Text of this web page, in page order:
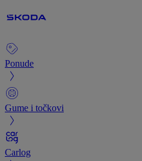
Ponude
Gume i točkovi
Carlog